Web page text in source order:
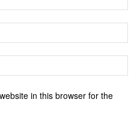
in this browser for the